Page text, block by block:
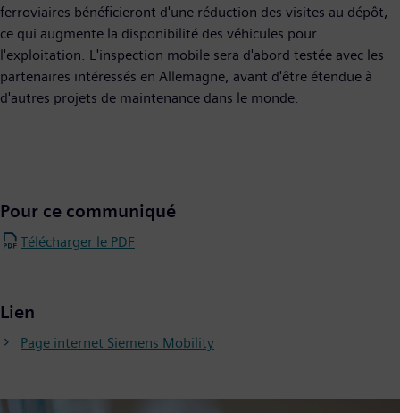
ferroviaires bénéficieront d'une réduction des visites au dépôt,
ce qui augmente la disponibilité des véhicules pour
l'exploitation. L'inspection mobile sera d'abord testée avec les
partenaires intéressés en Allemagne, avant d'être étendue à
d'autres projets de maintenance dans le monde.
Pour ce communiqué
Télécharger le PDF
Lien
Page internet Siemens Mobility